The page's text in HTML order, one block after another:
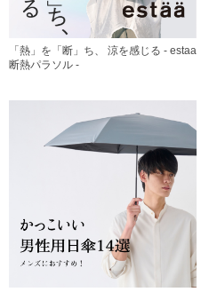
「熱」を「断」ち、 涼を感じる - estaa
断熱パラソル -